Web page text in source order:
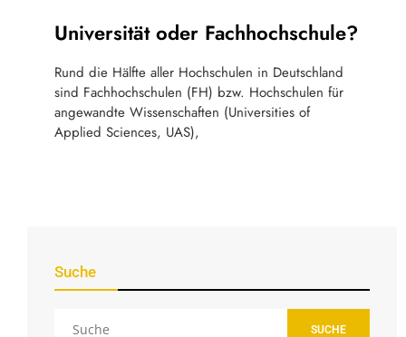
Universität oder Fachhochschule?
Rund die Hälfte aller Hochschulen in Deutschland
sind Fachhochschulen (FH) bzw. Hochschulen für
angewandte Wissenschaften (Universities of
Applied Sciences, UAS),
Suche
SUCHE